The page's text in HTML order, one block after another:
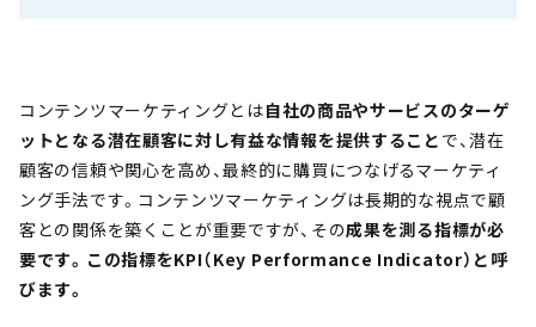
コンテンツマーケティングとは自社の商品やサービスのターゲ
ットとなる潜在顧客に対し有益な情報を提供すること で、潜在
顧客の信頼や関心を高め、最終的に購買につなげるマーケティ
ング手法です。コンテンツマーケティングは長期的な視点で顧
客との関係を築くことが重要ですが、その成果を測る指標が必
要です。この指標をKPI（Key Performance Indicator）と呼
びます。